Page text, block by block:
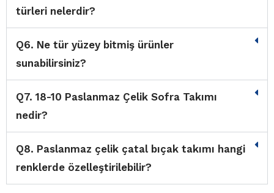
türleri nelerdir?
Q6. Ne tür yüzey bitmiş ürünler
sunabilirsiniz?
Q7. 18-10 Paslanmaz Çelik Sofra Takımı
nedir?
Q8. Paslanmaz çelik çatal bıçak takımı hangi
renklerde özelleştirilebilir?